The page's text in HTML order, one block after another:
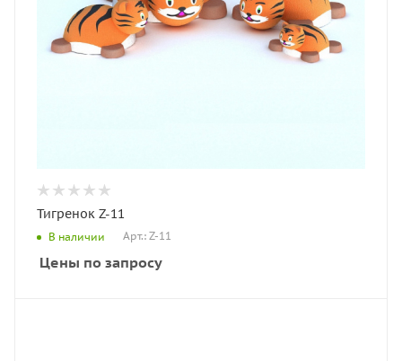
Тигренок Z-11
В наличии Арт.: Z-11
Цены по запросу